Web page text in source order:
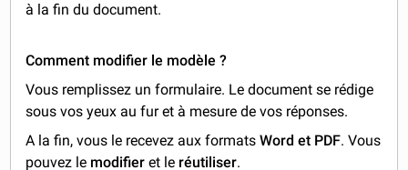
à la fin du document.
Comment modifier le modèle ?
Vous remplissez un formulaire. Le document se rédige
sous vos yeux au fur et à mesure de vos réponses.
A la fin, vous le recevez aux formatsWord et PDF. Vous
pouvez le modifier et le réutiliser.